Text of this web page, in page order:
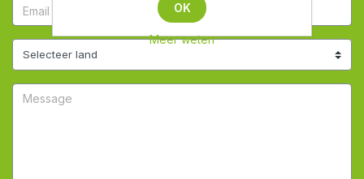
OK
Meer weten